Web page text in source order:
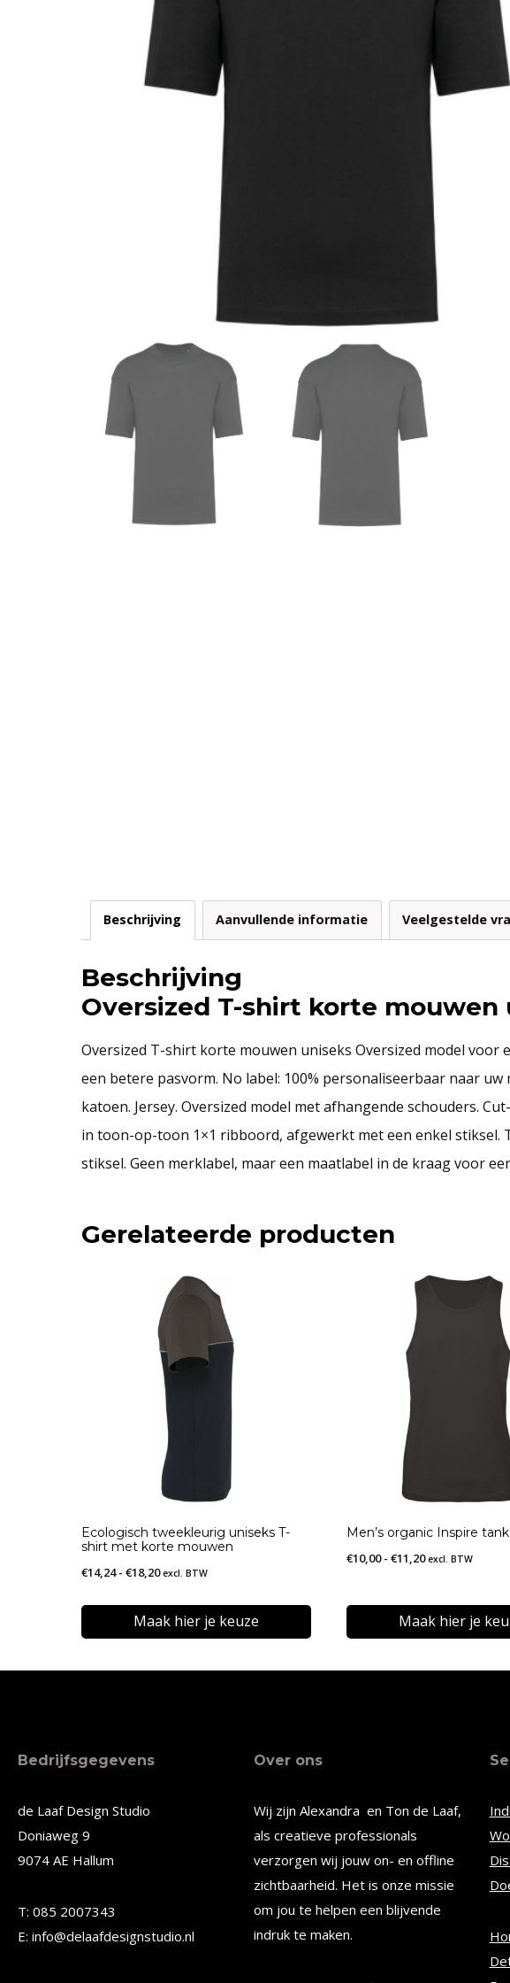
Beschrijving Aanvullende informatie Veelgestelde
Beschrijving
Oversized T-shirt korte mouwen
Oversized T-shirt korte mouwen uniseks Oversized model
een betere pasvorm. No label: 100% personaliseerbaar naar uw
katoen. Jersey. Oversized model met afhangende schouders.
in toon-op-toon 1×1 ribboord, afgewerkt met een enkel
stiksel. Geen merklabel, maar een maatlabel in de kraag voor
Gerelateerde producten
Ecologisch tweekleurig uniseks T-
shirt met korte mouwen
€14,24 - €18,20Prijsklasse:
tot
€18,20
excl. BTW
Maak hier je keuze
variaties.
optie
worden
op
Men’s organic Inspire
€10,00 - €11,20Prijsklasse:
tot
€11,20
excl. BTW
Maak hier je
optie
gekozen
worden
op
Bedrijfsgegevens
de Laaf Design Studio
Doniaweg 9
9074 AE Hallum
T: 085 2007343
E: info@delaafdesignstudio.nl
Over ons
Wij zijn Alexandra en Ton de Laaf,
als creatieve professionals
verzorgen wij jouw on- en offline
zichtbaarheid. Het is onze missie
om jou te helpen een blijvende
indruk te maken.